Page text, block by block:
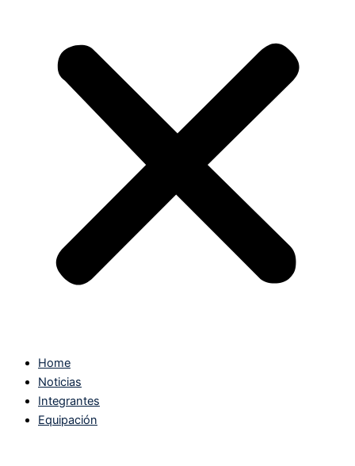
Home
Noticias
Integrantes
Equipación